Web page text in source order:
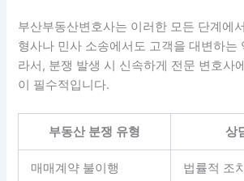
부산부동산변호사는 이러한 모든 단계에
형사나 민사 소송에서도 고객을 대변하는
라서, 분쟁 발생 시 신속하게 전문 변호사
이 필수적입니다.
부동산 분쟁 유형 상
매매계약 불이행 법률적 조